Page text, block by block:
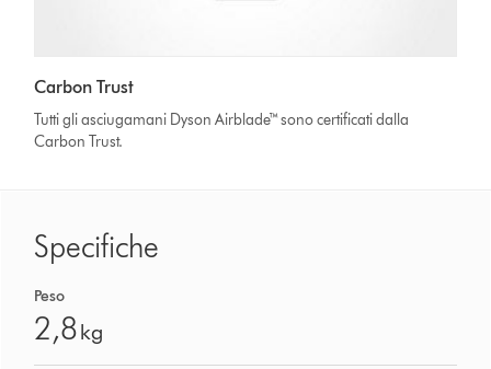
Carbon Trust
Tutti gli asciugamani Dyson Airblade™ sono certificati dalla
Carbon Trust.
Specifiche
Peso
2,8kg